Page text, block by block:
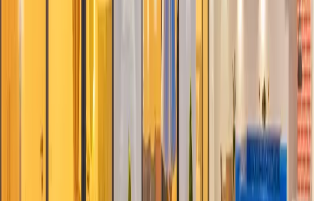
Giriş - Çıkış Tarihi
Yetişkin
Konaklama Kuralı
gece